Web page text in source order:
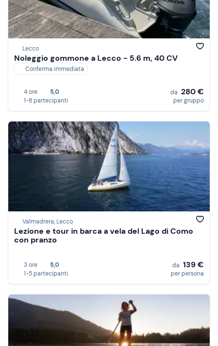
Lecco
Noleggio gommone a Lecco - 5.6 m, 40 CV
Conferma immediata
4 ore
5,0
1-8 partecipanti
da 280 €
per gruppo
Valmadrera, Lecco
Lezione e tour in barca a vela del Lago di Como
con pranzo
3 ore
5,0
1-5 partecipanti
da 139 €
per persona